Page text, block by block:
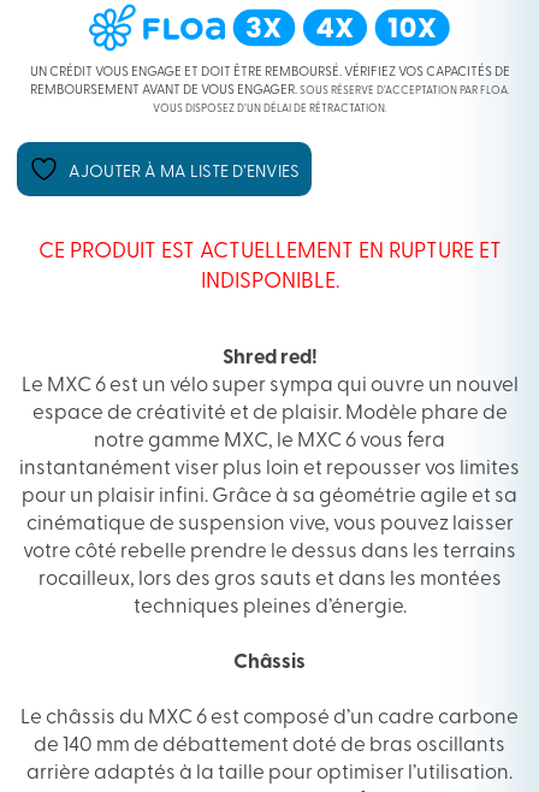
UN CRÉDIT VOUS ENGAGE ET DOIT ÊTRE REMBOURSÉ. VÉRIFIEZ VOS CAPACITÉS DE
REMBOURSEMENT AVANT DE VOUS ENGAGER. SOUS RÉSERVE D’ACCEPTATION PAR FLOA.
VOUS DISPOSEZ D’UN DÉLAI DE RÉTRACTATION.
AJOUTER À MA LISTE D’ENVIES
CE PRODUIT EST ACTUELLEMENT EN RUPTURE ET
INDISPONIBLE.
Shred red!
Le MXC 6 est un vélo super sympa qui ouvre un nouvel
espace de créativité et de plaisir. Modèle phare de
notre gamme MXC, le MXC 6 vous fera
instantanément viser plus loin et repousser vos limites
pour un plaisir infini. Grâce à sa géométrie agile et sa
cinématique de suspension vive, vous pouvez laisser
votre côté rebelle prendre le dessus dans les terrains
rocailleux, lors des gros sauts et dans les montées
techniques pleines d’énergie.
Châssis
Le châssis du MXC 6 est composé d’un cadre carbone
de 140 mm de débattement doté de bras oscillants
arrière adaptés à la taille pour optimiser l’utilisation.